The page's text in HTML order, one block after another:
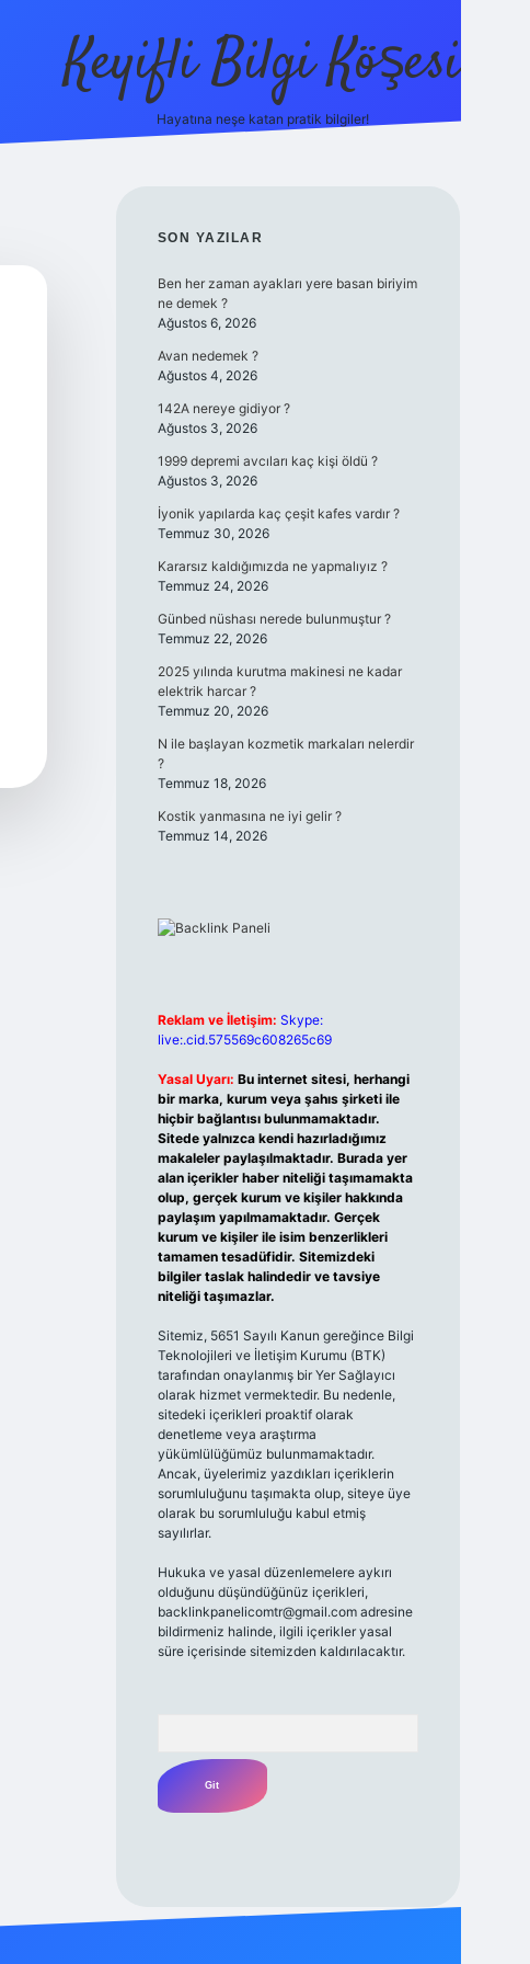
Keyifli Bilgi Köşesi
Hayatına neşe katan pratik bilgiler!
SIDEBAR
SON YAZILAR
Ben her zaman ayakları yere basan biriyim
ne demek ?
Ağustos 6, 2026
Avan nedemek ?
Ağustos 4, 2026
142A nereye gidiyor ?
Ağustos 3, 2026
1999 depremi avcıları kaç kişi öldü ?
Ağustos 3, 2026
İyonik yapılarda kaç çeşit kafes vardır ?
Temmuz 30, 2026
Kararsız kaldığımızda ne yapmalıyız ?
Temmuz 24, 2026
Günbed nüshası nerede bulunmuştur ?
Temmuz 22, 2026
2025 yılında kurutma makinesi ne kadar
elektrik harcar ?
Temmuz 20, 2026
N ile başlayan kozmetik markaları nelerdir
?
Temmuz 18, 2026
Kostik yanmasına ne iyi gelir ?
Temmuz 14, 2026
Reklam ve İletişim: Skype:
live:.cid.575569c608265c69
Yasal Uyarı: Bu internet sitesi, herhangi
bir marka, kurum veya şahıs şirketi ile
hiçbir bağlantısı bulunmamaktadır.
Sitede yalnızca kendi hazırladığımız
makaleler paylaşılmaktadır. Burada yer
alan içerikler haber niteliği taşımamakta
olup, gerçek kurum ve kişiler hakkında
paylaşım yapılmamaktadır. Gerçek
kurum ve kişiler ile isim benzerlikleri
tamamen tesadüfidir. Sitemizdeki
bilgiler taslak halindedir ve tavsiye
niteliği taşımazlar.
Sitemiz, 5651 Sayılı Kanun gereğince Bilgi
Teknolojileri ve İletişim Kurumu (BTK)
tarafından onaylanmış bir Yer Sağlayıcı
olarak hizmet vermektedir. Bu nedenle,
sitedeki içerikleri proaktif olarak
denetleme veya araştırma
yükümlülüğümüz bulunmamaktadır.
Ancak, üyelerimiz yazdıkları içeriklerin
sorumluluğunu taşımakta olup, siteye üye
olarak bu sorumluluğu kabul etmiş
sayılırlar.
Hukuka ve yasal düzenlemelere aykırı
olduğunu düşündüğünüz içerikleri,
backlinkpanelicomtr@gmail.comadresine
bildirmeniz halinde, ilgili içerikler yasal
süre içerisinde sitemizden kaldırılacaktır.